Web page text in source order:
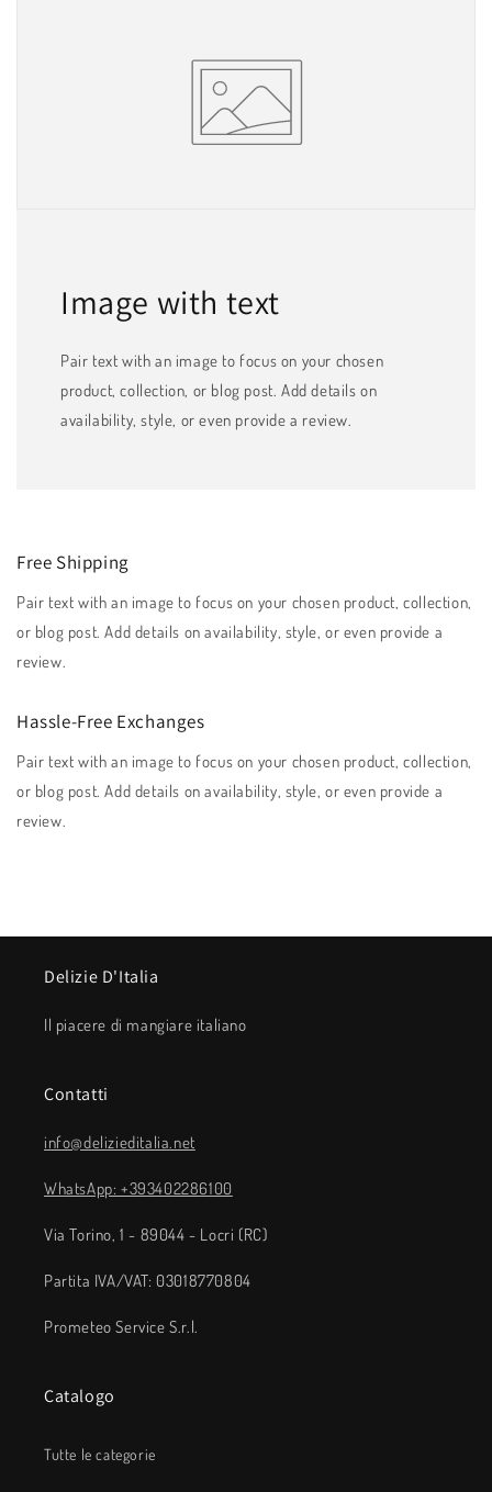
Image with text
Pair text with an image to focus on your chosen
product, collection, or blog post. Add details on
availability, style, or even provide a review.
Free Shipping
Pair text with an image to focus on your chosen product, collection,
or blog post. Add details on availability, style, or even provide a
review.
Hassle-Free Exchanges
Pair text with an image to focus on your chosen product, collection,
or blog post. Add details on availability, style, or even provide a
review.
Delizie D'Italia
Il piacere di mangiare italiano
Contatti
info@delizieditalia.net
WhatsApp: +393402286100
Via Torino, 1 - 89044 - Locri (RC)
Partita IVA/VAT: 03018770804
Prometeo Service S.r.l.
Catalogo
Tutte le categorie